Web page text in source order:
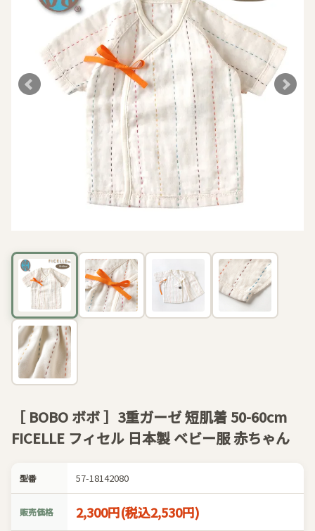
［ BOBO ボボ ］3重ガーゼ 短肌着 50-60cm
FICELLE フィセル 日本製 ベビー服 赤ちゃん
型番 57-18142080
販売価格 2,300円(税込2,530円)